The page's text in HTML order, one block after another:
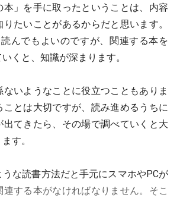
本」を手に取ったということは、内容
たいことがあるからだと思います。
んでもよいのですが、関連する本を
くと、知識が深まります。
いようなことに役立つこともありま
ことは大切ですが、読み進めるうちに
出てきたら、その場で調べていくと大
す。
な読書方法だと手元にスマホやPCが
連する本がなければなりません。そこ